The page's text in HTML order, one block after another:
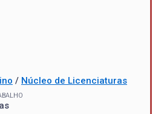
/ Núcleo de Licenciaturas